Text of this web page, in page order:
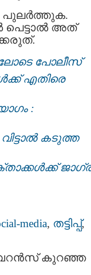
പെട്ടാൽ അത്
പോലീസ്
എതിരെ
:
കടുത്ത
media, തട്ടിപ്പ്‌,
കുറഞ്ഞ